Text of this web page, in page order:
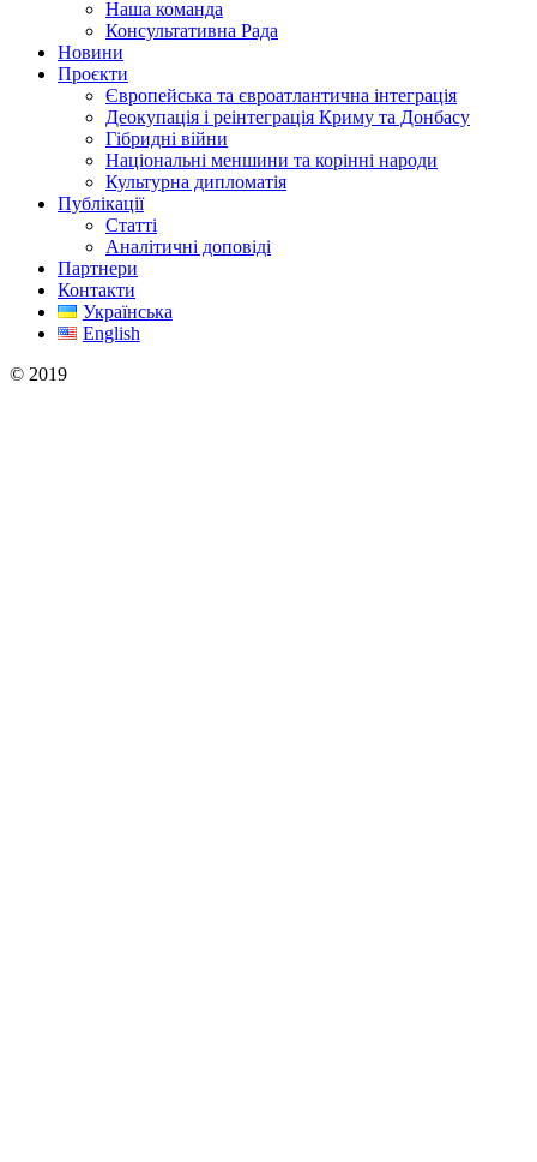
Наша команда
Консультативна Рада
Новини
Проєкти
Європейська та євроатлантична інтеграція
Деокупація і реінтеграція Криму та Донбасу
Гібридні війни
Національні меншини та корінні народи
Культурна дипломатія
Публікації
Статті
Аналітичні доповіді
Партнери
Контакти
Українська
English
© 2019